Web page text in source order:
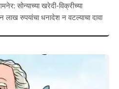
सोन्याच्या खरेदी-विक्रीच्या
लाख रुपयांचा धनादेश न वटल्याचा दावा